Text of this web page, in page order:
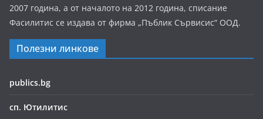
2007 година, а от началото на 2012 година, списание
Фасилитис се издава от фирма „Пъблик Сървисис“ ООД.
Полезни линкове
publics.bg
сп. Ютилитис